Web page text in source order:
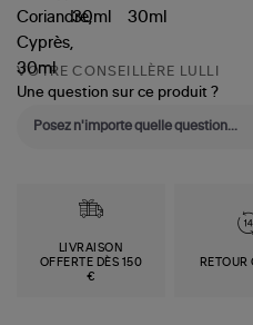
VOTRE CONSEILLÈRE LULLI
Une question sur ce produit ?
LIVRAISON
OFFERTE DÈS 150
€
RETOUR